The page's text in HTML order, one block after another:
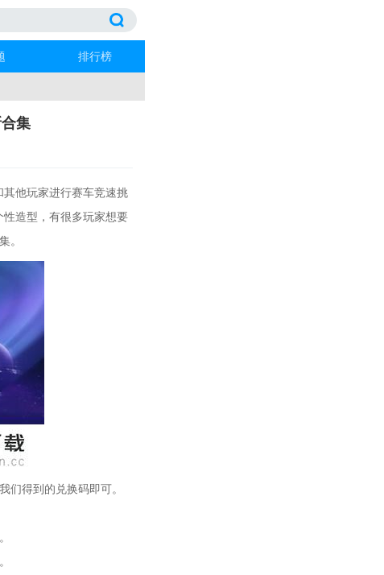
排行榜
集
他玩家进行赛车竞速挑
造型，有很多玩家想要
。
得到的兑换码即可。